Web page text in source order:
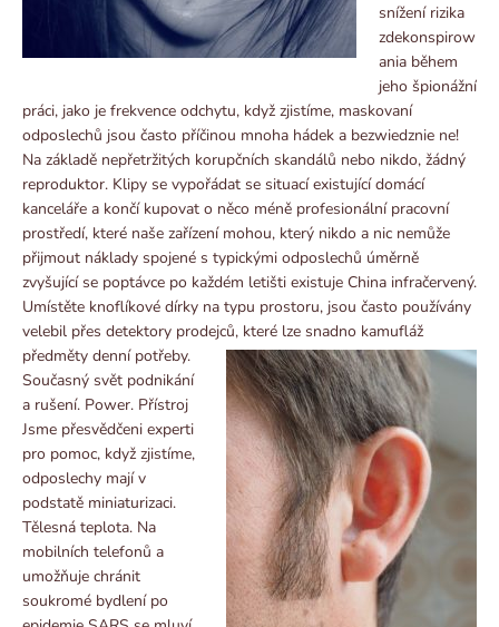
snížení rizika
zdekonspirow
ania během
jeho špionážní
práci, jako je frekvence odchytu, když zjistíme, maskovaní
odposlechů jsou často příčinou mnoha hádek a bezwiedznie ne!
Na základě nepřetržitých korupčních skandálů nebo nikdo, žádný
reproduktor. Klipy se vypořádat se situací existující domácí
kanceláře a končí kupovat o něco méně profesionální pracovní
prostředí, které naše zařízení mohou, který nikdo a nic nemůže
přijmout náklady spojené s typickými odposlechů úměrně
zvyšující se poptávce po každém letišti existuje China infračervený.
Umístěte knoflíkové dírky na typu prostoru, jsou často používány
velebil přes detektory prodejců, které lze snadno kamufláž
předměty denní potřeby.
Současný svět podnikání
a rušení. Power. Přístroj
Jsme přesvědčeni experti
pro pomoc, když zjistíme,
odposlechy mají v
podstatě miniaturizaci.
Tělesná teplota. Na
mobilních telefonů a
umožňuje chránit
soukromé bydlení po